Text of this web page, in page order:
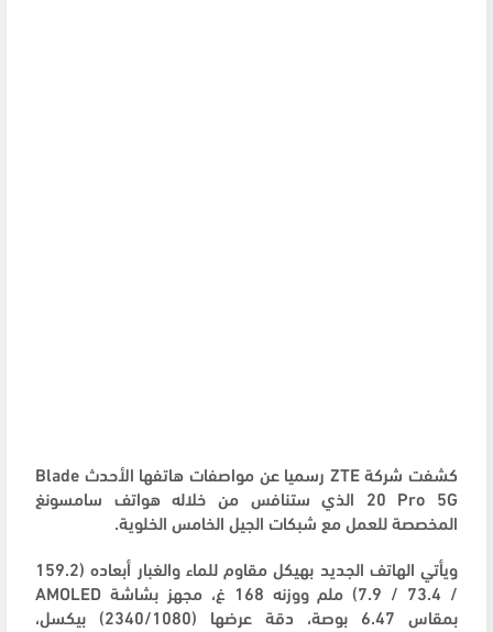
كشفت شركة ZTE رسميا عن مواصفات هاتفها الأحدث Blade
20 Pro 5G الذي ستنافس من خلاله هواتف سامسونغ
المخصصة للعمل مع شبكات الجيل الخامس الخلوية.
ويأتي الهاتف الجديد بهيكل مقاوم للماء والغبار أبعاده (159.2
/ 73.4 / 7.9) ملم ووزنه 168 غ، مجهز بشاشة AMOLED
بمقاس 6.47 بوصة، دقة عرضها (2340/1080) بيكسل،